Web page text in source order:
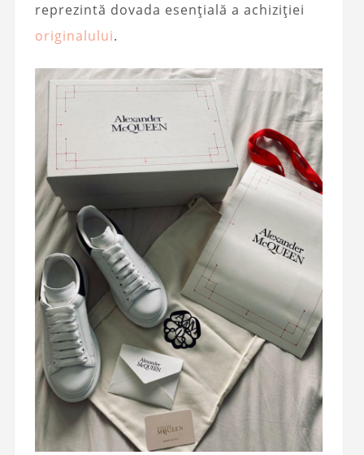
reprezintă dovada esențială a achiziției
originalului.